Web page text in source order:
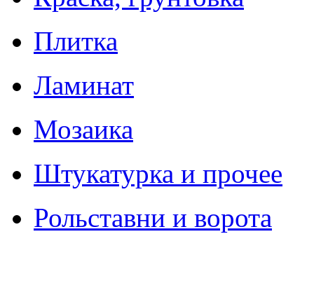
Плитка
Ламинат
Мозаика
Штукатурка и прочее
Рольставни и ворота